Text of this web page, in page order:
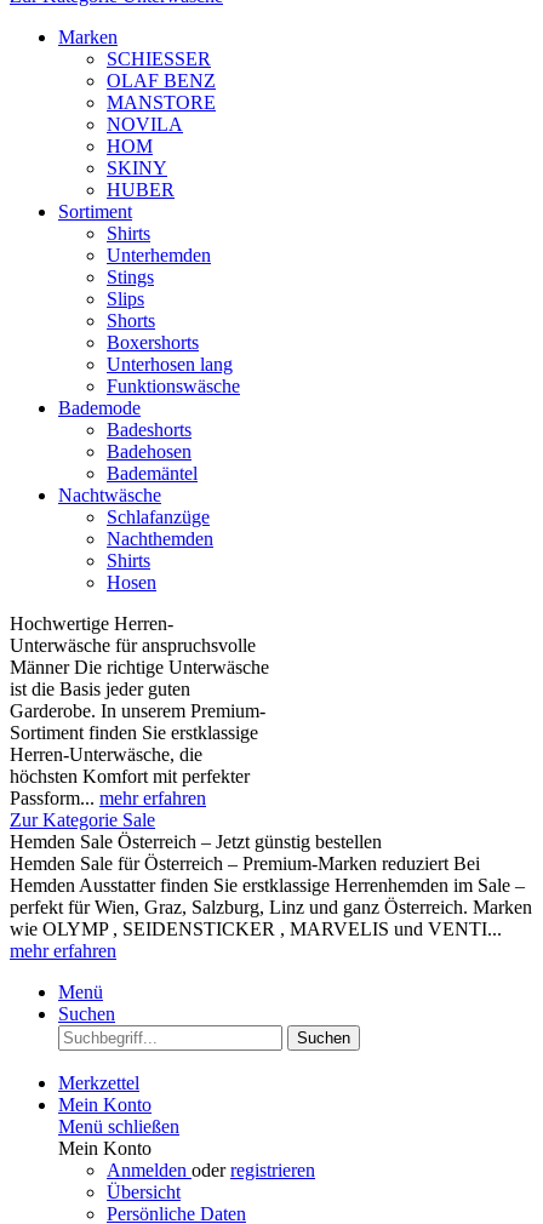
Marken
SCHIESSER
OLAF BENZ
MANSTORE
NOVILA
HOM
SKINY
HUBER
Sortiment
Shirts
Unterhemden
Stings
Slips
Shorts
Boxershorts
Unterhosen lang
Funktionswäsche
Bademode
Badeshorts
Badehosen
Bademäntel
Nachtwäsche
Schlafanzüge
Nachthemden
Shirts
Hosen
Hochwertige Herren-
Unterwäsche für anspruchsvolle
Männer Die richtige Unterwäsche
ist die Basis jeder guten
Garderobe. In unserem Premium-
Sortiment finden Sie erstklassige
Herren-Unterwäsche, die
höchsten Komfort mit perfekter
Passform... mehr erfahren
Zur Kategorie Sale
Hemden Sale Österreich – Jetzt günstig bestellen
Hemden Sale für Österreich – Premium-Marken reduziert Bei
Hemden Ausstatter finden Sie erstklassige Herrenhemden im Sale –
perfekt für Wien, Graz, Salzburg, Linz und ganz Österreich. Marken
wie OLYMP , SEIDENSTICKER , MARVELIS und VENTI...
mehr erfahren
Menü
Suchen
Suchen
Merkzettel
Mein Konto
Menü schließen
Mein Konto
Anmelden oderregistrieren
Übersicht
Persönliche Daten